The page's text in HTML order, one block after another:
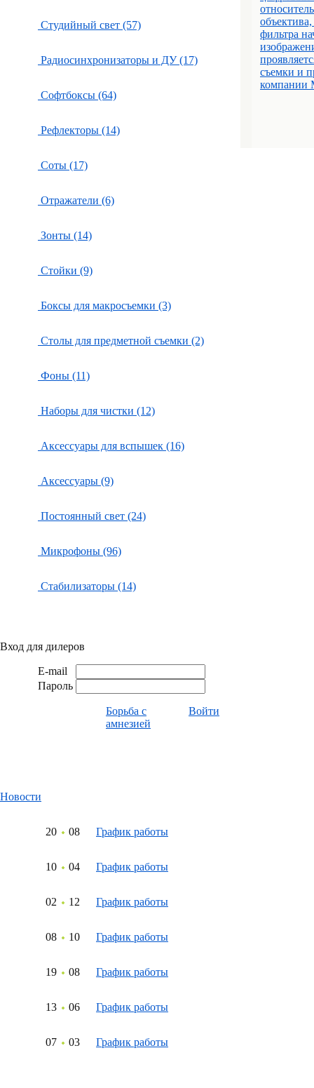
Студийный свет (57)
Радиосинхронизаторы и ДУ (17)
Софтбоксы (64)
Рефлекторы (14)
Соты (17)
Отражатели (6)
Зонты (14)
Стойки (9)
Боксы для макросъемки (3)
Столы для предметной съемки (2)
Фоны (11)
Наборы для чистки (12)
Аксессуары для вспышек (16)
Аксессуары (9)
Постоянный свет (24)
Микрофоны (96)
Стабилизаторы (14)
Вход для дилеров
E-mail
Пароль
Борьба с
амнезией
Войти
Новости
20 08 График работы
10 04 График работы
02 12 График работы
08 10 График работы
19 08 График работы
13 06 График работы
07 03 График работы
фильтра
съемки и
компании